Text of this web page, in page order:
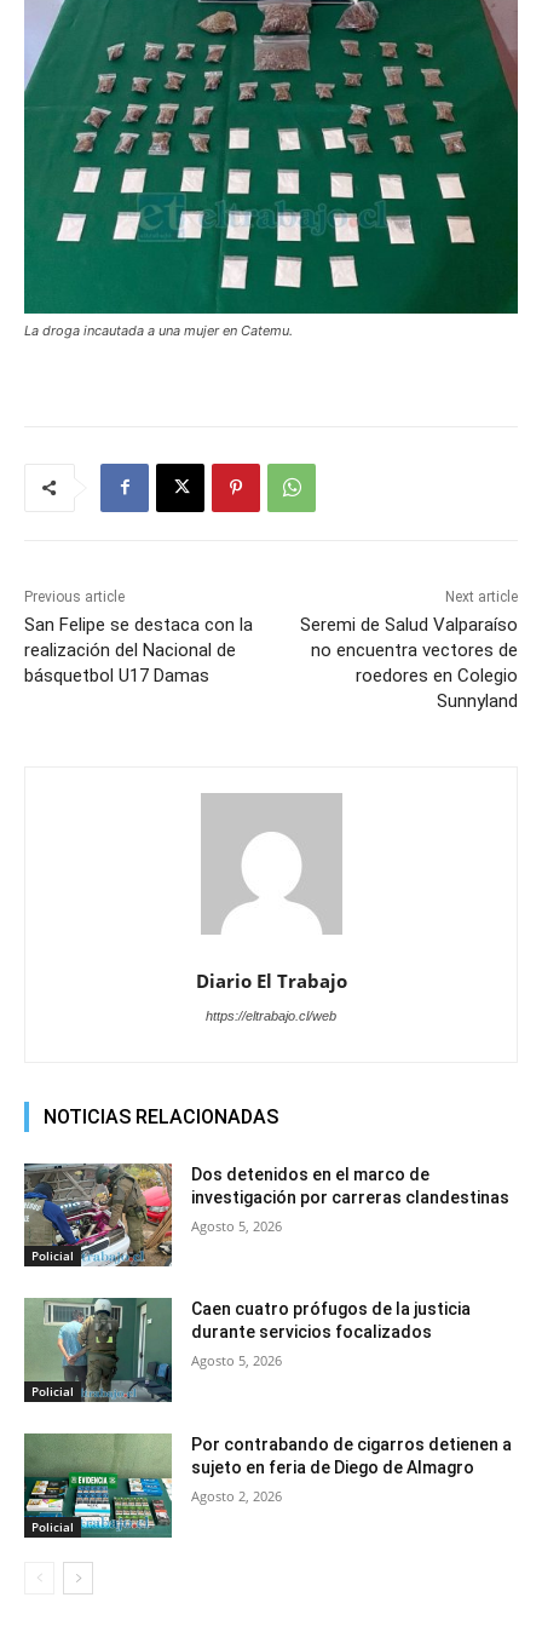
La droga incautada a una mujer en Catemu.
Previous article
San Felipe se destaca con la
realización del Nacional de
básquetbol U17 Damas
Next article
Seremi de Salud Valparaíso
no encuentra vectores de
roedores en Colegio
Sunnyland
Diario El Trabajo
https://eltrabajo.cl/web
NOTICIAS RELACIONADAS
Policial
Dos detenidos en el marco de
investigación por carreras clandestinas
Agosto 5, 2026
Policial
Caen cuatro prófugos de la justicia
durante servicios focalizados
Agosto 5, 2026
Policial
Por contrabando de cigarros detienen a
sujeto en feria de Diego de Almagro
Agosto 2, 2026